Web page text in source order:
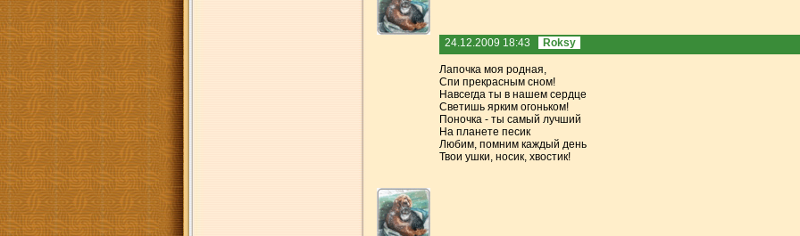
24.12.2009 18:43 Roksy
Лапочка моя родная,
Спи прекрасным сном!
Навсегда ты в нашем сердце
Светишь ярким огоньком!
Поночка - ты самый лучший
На планете песик
Любим, помним каждый день
Твои ушки, носик, хвостик!